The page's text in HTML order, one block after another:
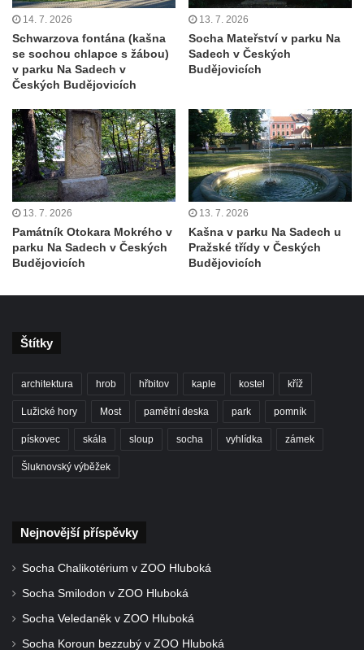
14. 7. 2026
Schwarzova fontána (kašna
se sochou chlapce s žábou)
v parku Na Sadech v
Českých Budějovicích
13. 7. 2026
Socha Mateřství v parku Na
Sadech v Českých
Budějovicích
13. 7. 2026
Památník Otokara Mokrého v
parku Na Sadech v Českých
Budějovicích
13. 7. 2026
Kašna v parku Na Sadech u
Pražské třídy v Českých
Budějovicích
Štítky
architektura hrob hřbitov kaple kostel kříž
Lužické hory Most pamětní deska park pomník
pískovec skála sloup socha vyhlídka zámek
Šluknovský výběžek
Nejnovější příspěvky
Socha Chalikotérium v ZOO Hluboká
Socha Smilodon v ZOO Hluboká
Socha Veledaněk v ZOO Hluboká
Socha Koroun bezzubý v ZOO Hluboká